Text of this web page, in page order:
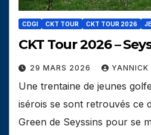
CDGI CKT TOUR CKT TOUR 2026
CKT Tour 2026 –
29 MARS 2026 YANNICK
Une trentaine de jeunes
isérois se sont retrouvés ce
Green de Seyssins pour se